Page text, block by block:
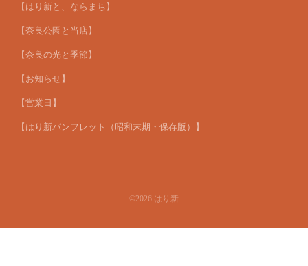
【はり新と、ならまち】
【奈良公園と当店】
【奈良の光と季節】
【お知らせ】
【営業日】
【はり新パンフレット（昭和末期・保存版）】
©2026 はり新